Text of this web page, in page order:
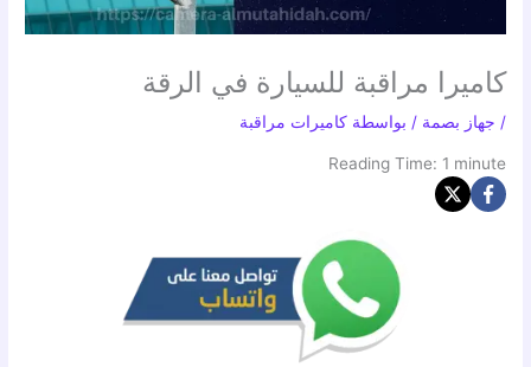
كاميرا مراقبة للسيارة في الرقة
/ جهاز بصمة / بواسطة كاميرات مراقبة
Reading Time: 1 minute